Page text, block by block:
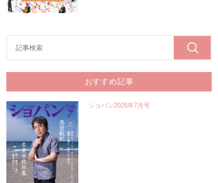
おすすめ記事
ショパン2026年7月号